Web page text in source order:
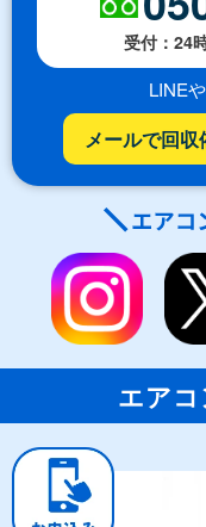
受付：24
LINE
メールで回収
エア